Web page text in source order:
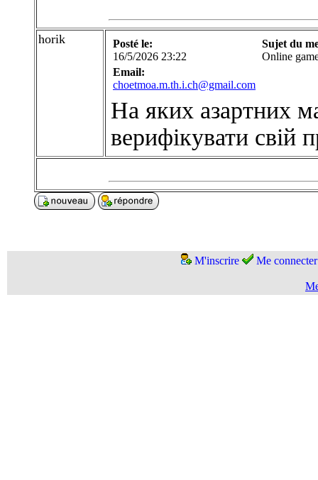
horik
Posté le:
16/5/2026 23:22
Sujet du
Online
Email:
choetmoa.m.th.i.ch@gmail.com
На яких азартних
верифікувати свій
M'inscrire Me connecter